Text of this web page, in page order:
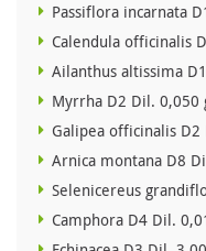
Passiflora incarnata
Calendula officinalis
Ailanthus altissima
Myrrha D2 Dil. 0,050
Galipea officinalis
Arnica montana D8
Selenicereus
Camphora D4 Dil.